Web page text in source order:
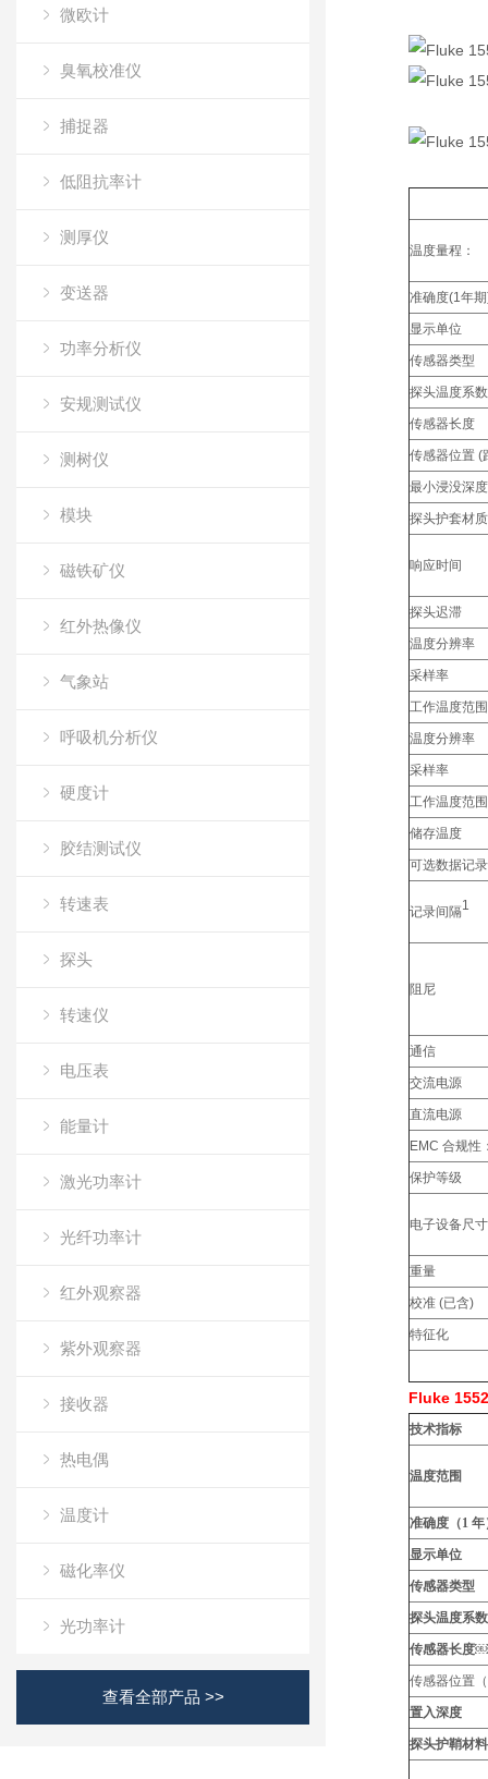
微欧计
臭氧校准仪
捕捉器
低阻抗率计
测厚仪
变送器
功率分析仪
安规测试仪
测树仪
模块
磁铁矿仪
红外热像仪
气象站
呼吸机分析仪
硬度计
胶结测试仪
转速表
探头
转速仪
电压表
能量计
激光功率计
光纤功率计
红外观察器
紫外观察器
接收器
热电偶
温度计
磁化率仪
光功率计
查看全部产品 >>
温度量程：
准确度(1年
显示单位
传感器类型
探头温度系数
传感器长度
传感器位置 (
最小浸没深度
探头护套材质
响应时间
探头迟滞
温度分辨率
采样率
工作温度范
温度分辨率
采样率
工作温度范
储存温度
可选数据记
记录间隔1
阻尼
通信
交流电源
直流电源
EMC 合规性
保护等级
电子设备尺
重量
校准 (已含)
特征化
Fluke
技术指标
温度范围
准确度（1 年
显示单位
传感器类型
探头温度系
传感器长度￼
传感器位置（
置入深度
探头护鞘材料